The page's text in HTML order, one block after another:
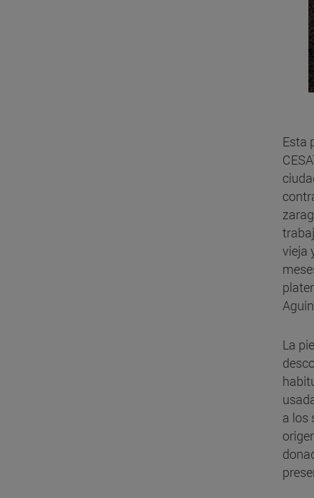
Esta
vieja
La
a los